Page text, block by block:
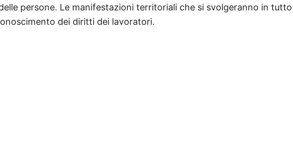
persone. Le manifestazioni territoriali che si svolgeranno in
dei diritti dei lavoratori.